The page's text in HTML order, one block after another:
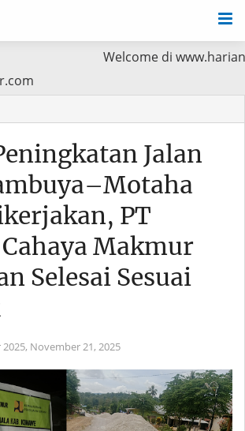
Welcome di
Jalan
PT
Makmur
Selesai Sesuai
November 21, 2025